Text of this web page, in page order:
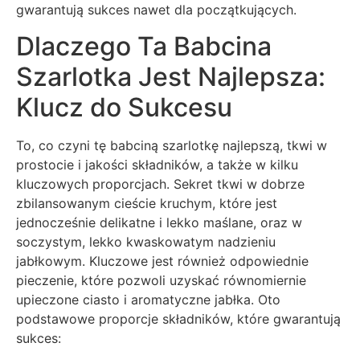
gwarantują sukces nawet dla początkujących.
Dlaczego Ta Babcina
Szarlotka Jest Najlepsza:
Klucz do Sukcesu
To, co czyni tę babciną szarlotkę najlepszą, tkwi w
prostocie i jakości składników, a także w kilku
kluczowych proporcjach. Sekret tkwi w dobrze
zbilansowanym cieście kruchym, które jest
jednocześnie delikatne i lekko maślane, oraz w
soczystym, lekko kwaskowatym nadzieniu
jabłkowym. Kluczowe jest również odpowiednie
pieczenie, które pozwoli uzyskać równomiernie
upieczone ciasto i aromatyczne jabłka. Oto
podstawowe proporcje składników, które gwarantują
sukces: